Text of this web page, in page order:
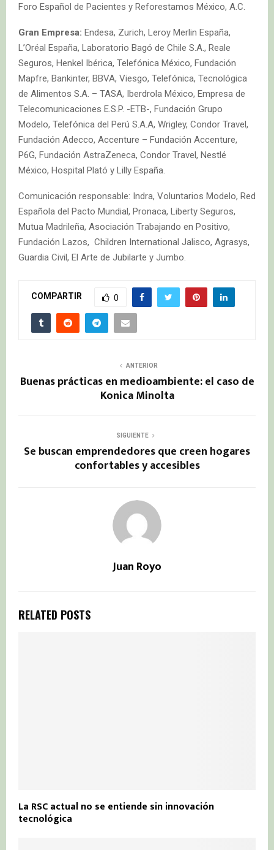
Foro Español de Pacientes y Reforestamos México, A.C.
Gran Empresa: Endesa, Zurich, Leroy Merlin España,
L’Oréal España, Laboratorio Bagó de Chile S.A., Reale
Seguros, Henkel Ibérica, Telefónica México, Fundación
Mapfre, Bankinter, BBVA, Viesgo, Telefónica, Tecnológica
de Alimentos S.A. – TASA, Iberdrola México, Empresa de
Telecomunicaciones E.S.P. -ETB-, Fundación Grupo
Modelo, Telefónica del Perú S.A.A, Wrigley, Condor Travel,
Fundación Adecco, Accenture – Fundación Accenture,
P6G, Fundación AstraZeneca, Condor Travel, Nestlé
México, Hospital Plató y Lilly España.
Comunicación responsable: Indra, Voluntarios Modelo, Red
Española del Pacto Mundial, Pronaca, Liberty Seguros,
Mutua Madrileña, Asociación Trabajando en Positivo,
Fundación Lazos, Children International Jalisco, Agrasys,
Guardia Civil, El Arte de Jubilarte y Jumbo.
COMPARTIR 0
ANTERIOR
Buenas prácticas en medioambiente: el caso de
Konica Minolta
SIGUIENTE
Se buscan emprendedores que creen hogares
confortables y accesibles
Juan Royo
RELATED POSTS
La RSC actual no se entiende sin innovación
tecnológica